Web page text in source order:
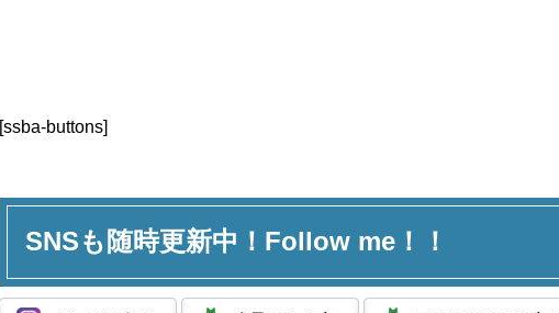
[ssba-buttons]
SNSも随時更新中！Follow me！！